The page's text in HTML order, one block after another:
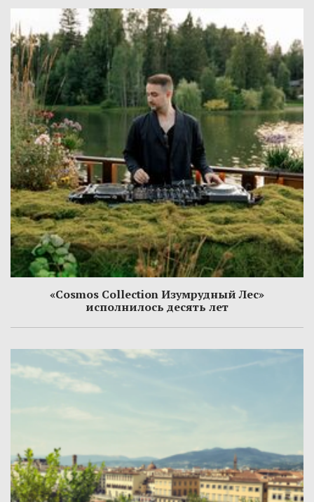
«Cosmos Collection Изумрудный Лес»
исполнилось десять лет